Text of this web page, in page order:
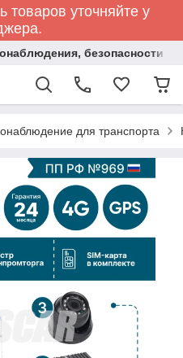
товаров уточняйте у
безопасности и
для транспорта